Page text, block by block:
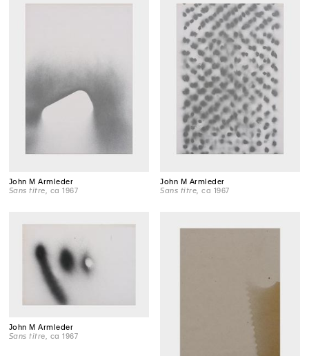
John M Armleder
Sans titre , ca 1967
John M Armleder
Sans titre , ca 1967
John M Armleder
Sans titre , ca 1967